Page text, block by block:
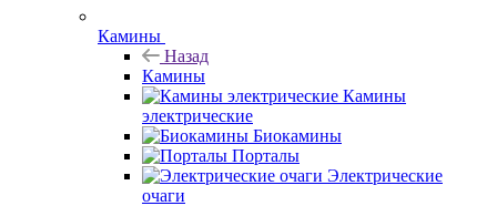
Камины
Назад
Камины
Камины
электрические
Биокамины
Порталы
Электрические
очаги